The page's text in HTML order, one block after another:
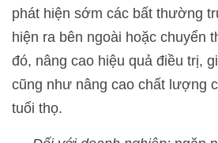
phát hiện sớm các bất thường
hiện ra bên ngoài hoặc chuyển
đó, nâng cao hiệu quả điều trị,
cũng như nâng cao chất lượng
tuổi thọ.